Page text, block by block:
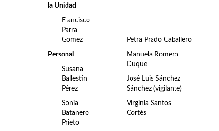
la Unidad
Francisco
Parra
Gómez
Personal
Susana
Ballestín
Pérez
Sonia
Batanero
Prieto
Petra Prado Caballero
Manuela Romero
Duque
José Luis Sánchez
Sánchez (vigilante)
Virginia Santos
Cortés